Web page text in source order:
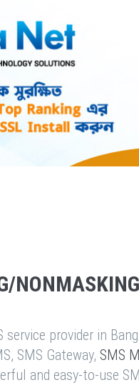
service provider in
SMS Gateway, SMS
and easy-to-use